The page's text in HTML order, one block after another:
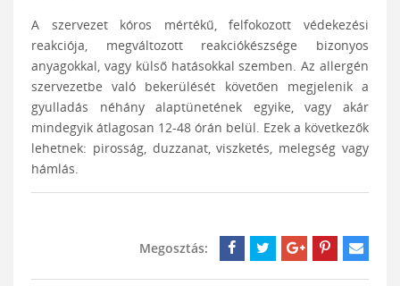
A szervezet kóros mértékű, felfokozott védekezési
reakciója, megváltozott reakciókészsége bizonyos
anyagokkal, vagy külső hatásokkal szemben. Az allergén
szervezetbe való bekerülését követően megjelenik a
gyulladás néhány alaptünetének egyike, vagy akár
mindegyik átlagosan 12-48 órán belül. Ezek a következők
lehetnek: pirosság, duzzanat, viszketés, melegség vagy
hámlás.